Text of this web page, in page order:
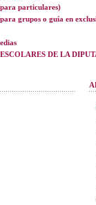
particulares)
grupos o guía en
DE LA